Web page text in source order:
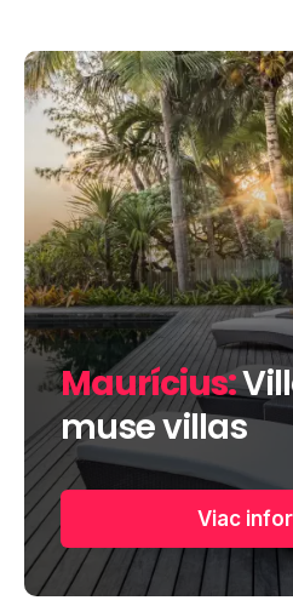
Maurícius:
muse villas
Viac